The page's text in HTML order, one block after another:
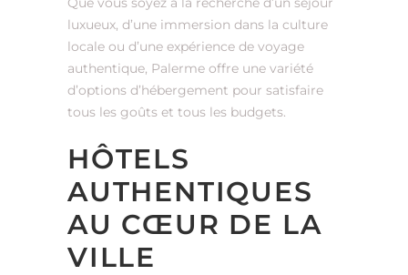
luxueux, d’une immersion dans la culture
locale ou d’une expérience de voyage
authentique, Palerme offre une variété
d’options d’hébergement pour satisfaire
tous les goûts et tous les budgets.
HÔTELS
AUTHENTIQUES
AU CŒUR DE LA
VILLE